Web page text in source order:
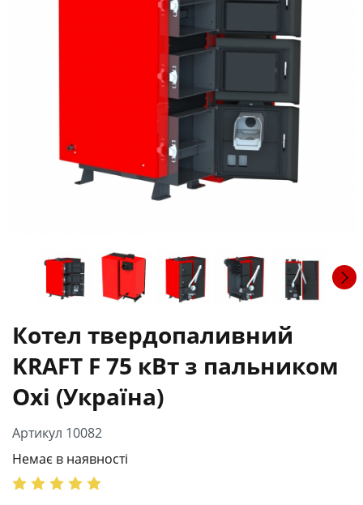
Котел твердопаливний
KRAFT F 75 кВт з пальником
Oxi (Україна)
Артикул 10082
Немає в наявності